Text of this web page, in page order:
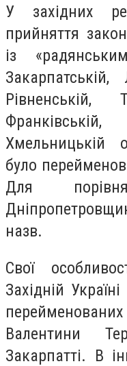
У західних
прийняття
із
Закарпатській,
Рівненській,
Хмельницькій
було
Для
назв.
Свої
Західній
Валентини
Закарпатті. В